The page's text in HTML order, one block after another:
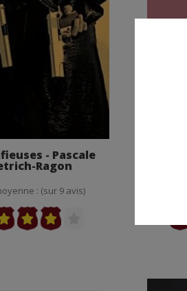
- Pascale
Ragon
: (sur 9 avis)